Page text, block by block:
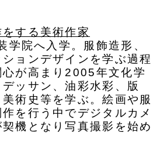
する美術作家
学院へ入学。服飾造形、
ョンデザインを学ぶ過程
が高まり2005年文化学
ッサン、油彩水彩、版
術史等を学ぶ。絵画や服
を行う中でデジタルカメ
機となり写真撮影を始め